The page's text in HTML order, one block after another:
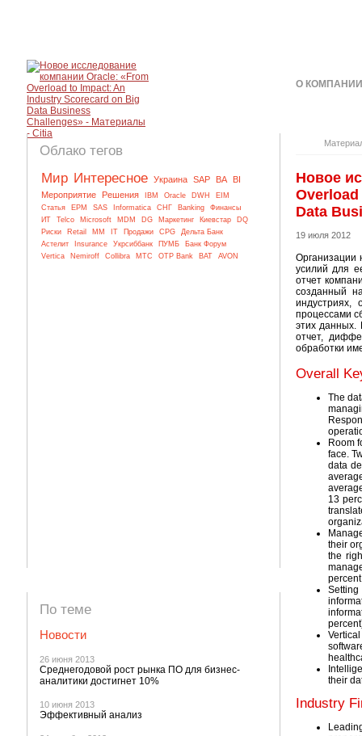
О
Облако тегов
Мир Интересное Украина SAP BA
BI
Мероприятие
Решения IBM Oracle DWH
EIM
Статья
EPM SAS Informatica СНГ Banking
Финансы
ИТ
Telco Microsoft MDM DG Маркетинг Киевстар
DQ
Риски
Retail MM IT Продажи CPG
Дельта Банк
Астелит
Insurance Укрсиббанк ПУМБ
Банк Форум
Vertica
Nemiroff Collibra МТС OTP Bank BAT AVON
По теме
Новости
26 июня 2013
Среднегодовой рост рынка ПО для бизнес-
аналитики достигнет 10%
10 июня 2013
Эффективный анализ
Новое
Data
19 июля 2012
усилий для
отчет
созданный
индустриях,
процессами
этих данных.
отчет,
обработки
Overall
The
Room
face.
data
13
their
the
their
Industry